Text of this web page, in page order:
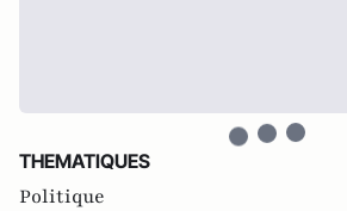
THEMATIQUES
Politique